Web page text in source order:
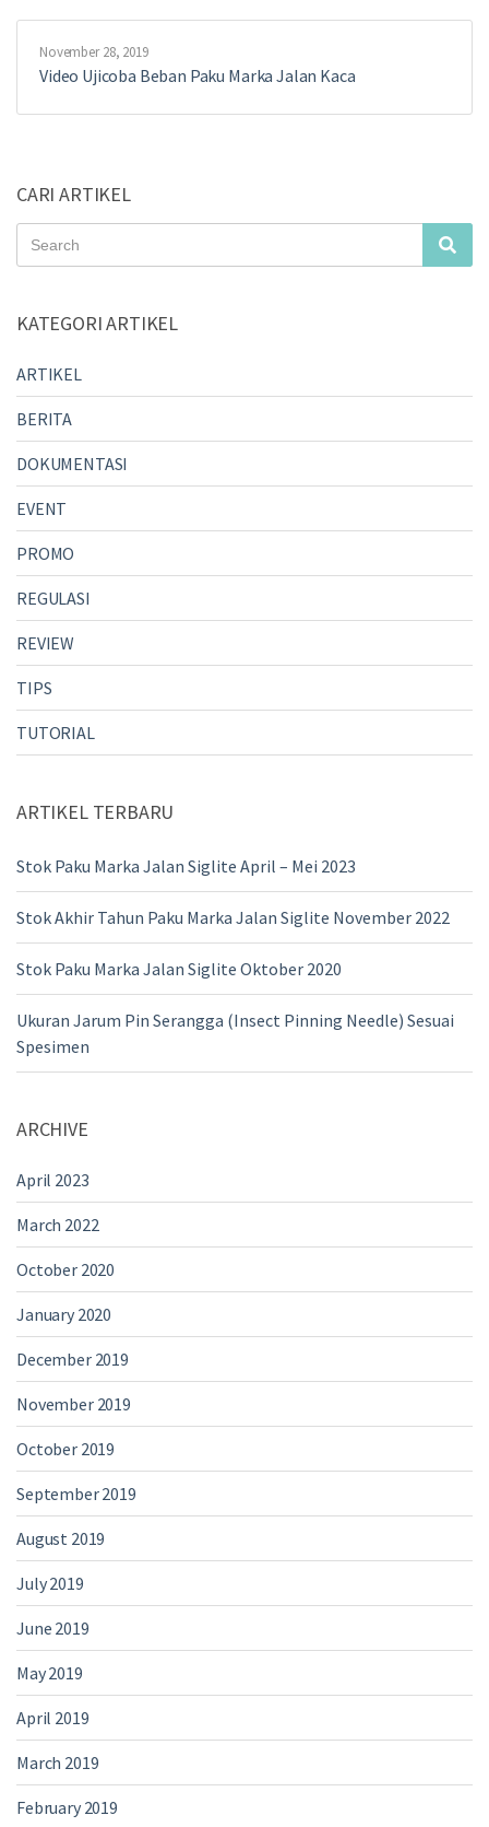
November 28, 2019
Video Ujicoba Beban Paku Marka Jalan Kaca
CARI ARTIKEL
Search
for:
KATEGORI ARTIKEL
ARTIKEL
BERITA
DOKUMENTASI
EVENT
PROMO
REGULASI
REVIEW
TIPS
TUTORIAL
ARTIKEL TERBARU
Stok Paku Marka Jalan Siglite April – Mei 2023
Stok Akhir Tahun Paku Marka Jalan Siglite November 2022
Stok Paku Marka Jalan Siglite Oktober 2020
Ukuran Jarum Pin Serangga (Insect Pinning Needle) Sesuai
Spesimen
ARCHIVE
April 2023
March 2022
October 2020
January 2020
December 2019
November 2019
October 2019
September 2019
August 2019
July 2019
June 2019
May 2019
April 2019
March 2019
February 2019